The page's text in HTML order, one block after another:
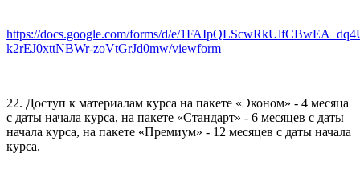
https://docs.google.com/forms/d/e/
k2rEJ0xttNBWr-zoVtGrJd0mw/viewform
22. Доступ к материалам курса на пакете «Эконом» - 4 месяца
с даты начала курса, на пакете «Стандарт» - 6 месяцев с даты
начала курса, на пакете «Премиум» - 12 месяцев с даты начала
курса.